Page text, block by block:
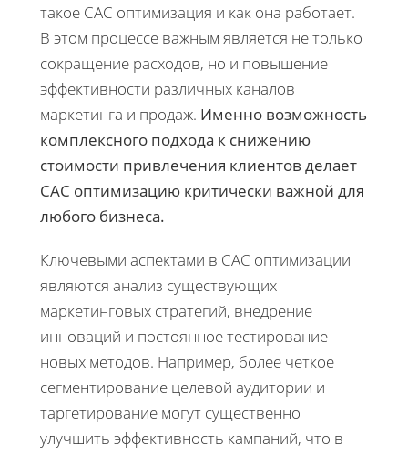
такое CAC оптимизация и как она работает.
В этом процессе важным является не только
сокращение расходов, но и повышение
эффективности различных каналов
маркетинга и продаж. Именно возможность
комплексного подхода к снижению
стоимости привлечения клиентов делает
CAC оптимизацию критически важной для
любого бизнеса.
Ключевыми аспектами в CAC оптимизации
являются анализ существующих
маркетинговых стратегий, внедрение
инноваций и постоянное тестирование
новых методов. Например, более четкое
сегментирование целевой аудитории и
таргетирование могут существенно
улучшить эффективность кампаний, что в